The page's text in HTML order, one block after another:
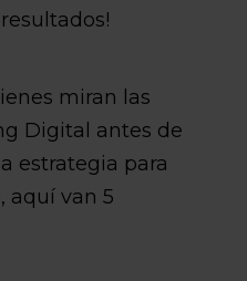
miran las
Digital antes de
estrategia para
aquí van 5